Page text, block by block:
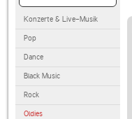
Konzerte & Live-Musik
Pop
Dance
Black Music
Rock
Oldies